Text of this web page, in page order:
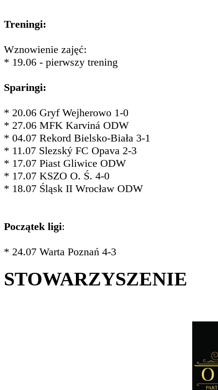
Treningi:
Wznowienie zajęć:
* 19.06 - pierwszy trening
Sparingi:
* 20.06 Gryf Wejherowo 1-0
* 27.06 MFK Karviná ODW
* 04.07 Rekord Bielsko-Biała 3-1
* 11.07 Slezský FC Opava 2-3
* 17.07 Piast Gliwice ODW
* 17.07 KSZO O. Ś. 4-0
* 18.07 Śląsk II Wrocław ODW
Początek ligi:
* 24.07 Warta Poznań 4-3
STOWARZYSZENIE